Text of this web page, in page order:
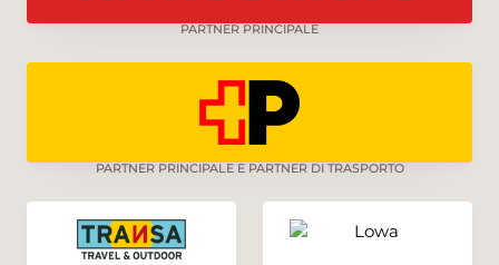
PARTNER PRINCIPALE
PARTNER PRINCIPALE E PARTNER DI TRASPORTO